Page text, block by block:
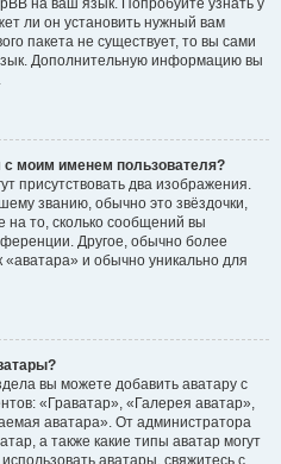
на ваш язык. Попробуйте узнать у
ли он установить нужный вам
пакета не существует, то вы сами
Дополнительную информацию вы
моим именем пользователя?
присутствовать два изображения.
званию, обычно это звёздочки,
на то, сколько сообщений вы
Другое, обычно более
«аватара» и обычно уникально для
вы можете добавить аватару с
«Граватар», «Галерея аватар»,
аватара». От администратора
а также какие типы аватар могут
аватары, свяжитесь с